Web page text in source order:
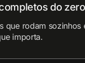
do
que rodam sozinhos
importa.